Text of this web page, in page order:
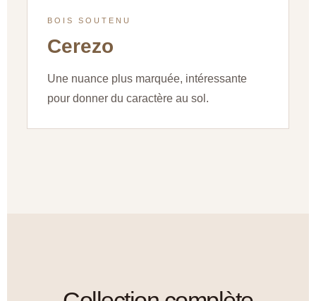
BOIS SOUTENU
Cerezo
Une nuance plus marquée, intéressante
pour donner du caractère au sol.